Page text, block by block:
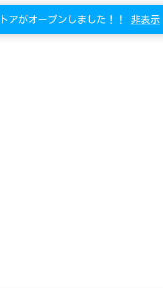
アがオープンしました！！ 非表示